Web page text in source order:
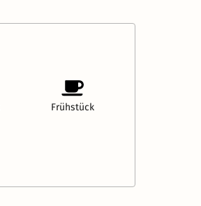
Frühstück